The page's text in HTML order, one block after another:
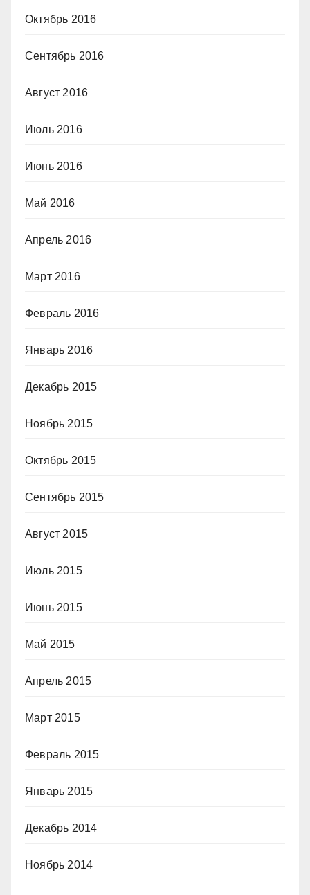
Октябрь 2016
Сентябрь 2016
Август 2016
Июль 2016
Июнь 2016
Май 2016
Апрель 2016
Март 2016
Февраль 2016
Январь 2016
Декабрь 2015
Ноябрь 2015
Октябрь 2015
Сентябрь 2015
Август 2015
Июль 2015
Июнь 2015
Май 2015
Апрель 2015
Март 2015
Февраль 2015
Январь 2015
Декабрь 2014
Ноябрь 2014